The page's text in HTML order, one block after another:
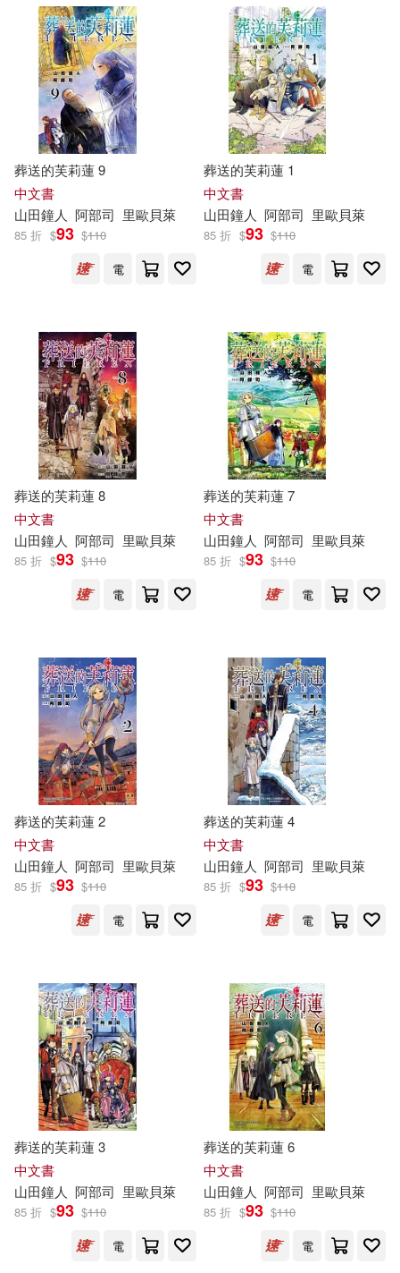
現在可購買商品(32)
價格
範圍
葬送的芙莉蓮 9
中文書
山田鐘人 阿部司 里歐貝萊
85 折 $93 $110
電
葬送的芙莉蓮 1
中文書
山田鐘人 阿部司 里歐貝萊
85 折 $93 $110
電
葬送的芙莉蓮 8
中文書
山田鐘人 阿部司 里歐貝萊
85 折 $93 $110
電
葬送的芙莉蓮 7
中文書
山田鐘人 阿部司 里歐貝萊
85 折 $93 $110
電
葬送的芙莉蓮 2
中文書
山田鐘人 阿部司 里歐貝萊
85 折 $93 $110
電
葬送的芙莉蓮 4
中文書
山田鐘人 阿部司 里歐貝萊
85 折 $93 $110
電
葬送的芙莉蓮 3
中文書
山田鐘人 阿部司 里歐貝萊
85 折 $93 $110
電
葬送的芙莉蓮 6
中文書
山田鐘人 阿部司 里歐貝萊
85 折 $93 $110
電